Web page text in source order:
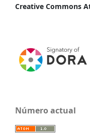
Creative Commons
Número actual